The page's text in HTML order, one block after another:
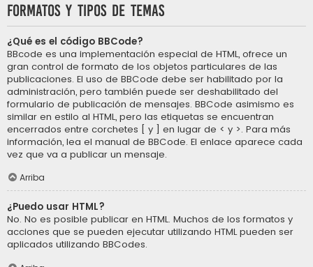
Formatos y tipos de temas
¿Qué es el código BBCode?
BBcode es una implementación especial de HTML, ofrece un
gran control de formato de los objetos particulares de las
publicaciones. El uso de BBCode debe ser habilitado por la
administración, pero también puede ser deshabilitado del
formulario de publicación de mensajes. BBCode asimismo es
similar en estilo al HTML, pero las etiquetas se encuentran
encerrados entre corchetes [ y ] en lugar de < y >. Para más
información, lea el manual de BBCode. El enlace aparece cada
vez que va a publicar un mensaje.
Arriba
¿Puedo usar HTML?
No. No es posible publicar en HTML. Muchos de los formatos y
acciones que se pueden ejecutar utilizando HTML pueden ser
aplicados utilizando BBCodes.